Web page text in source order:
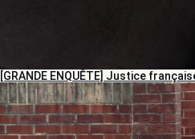
[GRANDE ENQUÊTE] Justice